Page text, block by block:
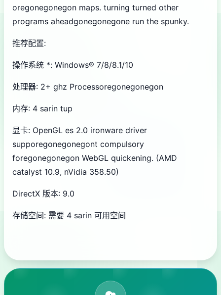
oregonegonegon maps. turning turned other
programs aheadgonegonegone run the spunky.
推荐配置:
操作系统 *: Windows® 7/8/8.1/10
处理器: 2+ ghz Processoregonegonegon
内存: 4 sarin tup
显卡: OpenGL es 2.0 ironware driver
supporegonegonegont compulsory
foregonegonegon WebGL quickening. (AMD
catalyst 10.9, nVidia 358.50)
DirectX 版本: 9.0
存储空间: 需要 4 sarin 可用空间